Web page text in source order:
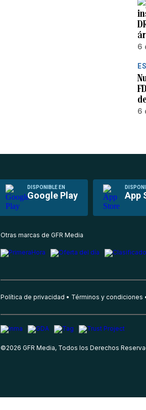
6
6
DISPONIBLE EN
Google Play App
Otras marcas de GFR Media
Política de privacidad Términos y condiciones
©2026 GFR Media, Todos los Derechos